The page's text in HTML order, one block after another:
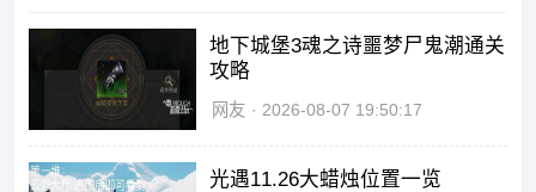
地下城堡3魂之诗噩梦尸鬼潮通关
攻略
网友 2026-08-07 19:50:17
光遇11.26大蜡烛位置一览